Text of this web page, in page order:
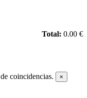
Total: 0.00 €
de coincidencias. ×